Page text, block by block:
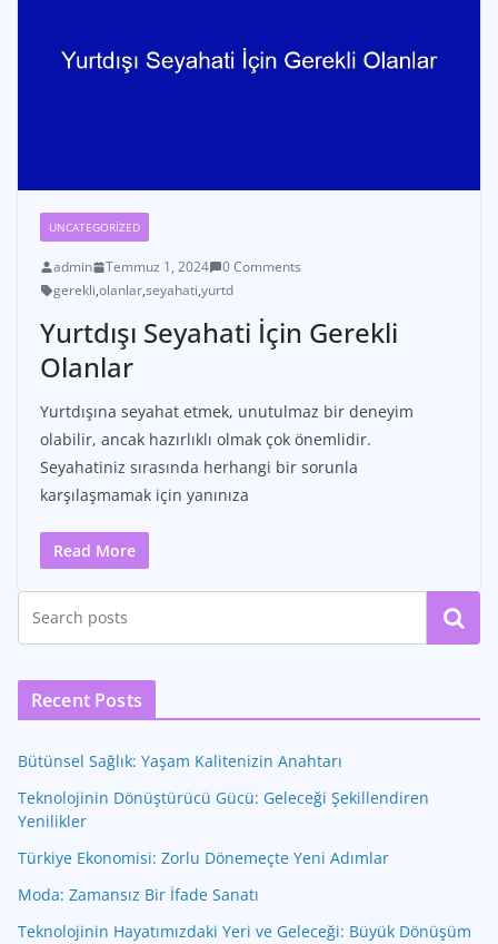
UNCATEGORIZED
admin Temmuz 1, 2024
0 Comments
gerekli,olanlar,seyahati,yurtd
Yurtdışı Seyahati İçin Gerekli
Olanlar
Yurtdışına seyahat etmek, unutulmaz bir deneyim
olabilir, ancak hazırlıklı olmak çok önemlidir.
Seyahatiniz sırasında herhangi bir sorunla
karşılaşmamak için yanınıza
Read More
Ara
Recent Posts
Bütünsel Sağlık: Yaşam Kalitenizin Anahtarı
Teknolojinin Dönüştürücü Gücü: Geleceği Şekillendiren
Yenilikler
Türkiye Ekonomisi: Zorlu Dönemeçte Yeni Adımlar
Moda: Zamansız Bir İfade Sanatı
Teknolojinin Hayatımızdaki Yeri ve Geleceği: Büyük Dönüşüm